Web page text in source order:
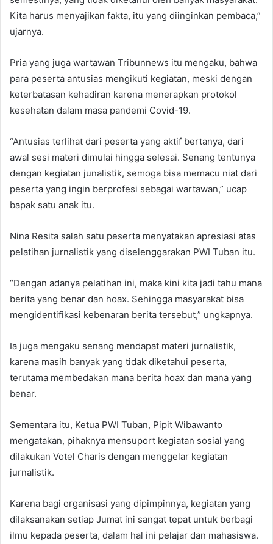
Kita harus menyajikan fakta, itu yang diinginkan pembaca,”
ujarnya.
Pria yang juga wartawan Tribunnews itu mengaku, bahwa
para peserta antusias mengikuti kegiatan, meski dengan
keterbatasan kehadiran karena menerapkan protokol
kesehatan dalam masa pandemi Covid-19.
“Antusias terlihat dari peserta yang aktif bertanya, dari
awal sesi materi dimulai hingga selesai. Senang tentunya
dengan kegiatan junalistik, semoga bisa memacu niat dari
peserta yang ingin berprofesi sebagai wartawan,” ucap
bapak satu anak itu.
Nina Resita salah satu peserta menyatakan apresiasi atas
pelatihan jurnalistik yang diselenggarakan PWI Tuban itu.
“Dengan adanya pelatihan ini, maka kini kita jadi tahu mana
berita yang benar dan hoax. Sehingga masyarakat bisa
mengidentifikasi kebenaran berita tersebut,” ungkapnya.
Ia juga mengaku senang mendapat materi jurnalistik,
karena masih banyak yang tidak diketahui peserta,
terutama membedakan mana berita hoax dan mana yang
benar.
Sementara itu, Ketua PWI Tuban, Pipit Wibawanto
mengatakan, pihaknya mensuport kegiatan sosial yang
dilakukan Votel Charis dengan menggelar kegiatan
jurnalistik.
Karena bagi organisasi yang dipimpinnya, kegiatan yang
dilaksanakan setiap Jumat ini sangat tepat untuk berbagi
ilmu kepada peserta, dalam hal ini pelajar dan mahasiswa.